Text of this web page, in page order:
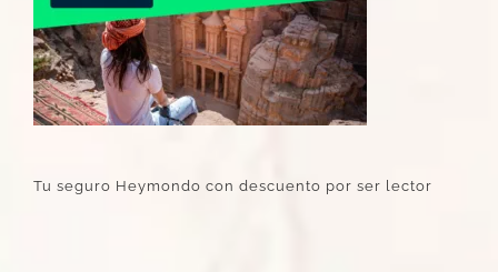
Tu seguro Heymondo con descuento por ser lector